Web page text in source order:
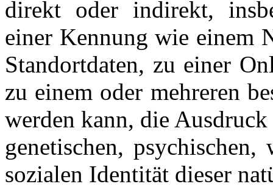
direkt oder indirekt,
einer Kennung wie einem
Standortdaten, zu einer
zu einem oder mehreren
werden kann, die
genetischen,
sozialen Identität dieser